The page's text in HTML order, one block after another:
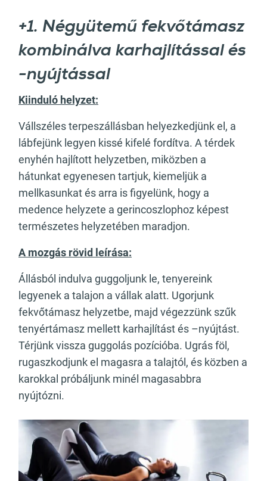
+1. Négyütemű fekvőtámasz
kombinálva karhajlítással és
-nyújtással
Kiinduló helyzet:
Vállszéles terpeszállásban helyezkedjünk el, a
lábfejünk legyen kissé kifelé fordítva. A térdek
enyhén hajlított helyzetben, miközben a
hátunkat egyenesen tartjuk, kiemeljük a
mellkasunkat és arra is figyelünk, hogy a
medence helyzete a gerincoszlophoz képest
természetes helyzetében maradjon.
A mozgás rövid leírása:
Állásból indulva guggoljunk le, tenyereink
legyenek a talajon a vállak alatt. Ugorjunk
fekvőtámasz helyzetbe, majd végezzünk szűk
tenyértámasz mellett karhajlítást és –nyújtást.
Térjünk vissza guggolás pozícióba. Ugrás föl,
rugaszkodjunk el magasra a talajtól, és közben a
karokkal próbáljunk minél magasabbra
nyújtózni.